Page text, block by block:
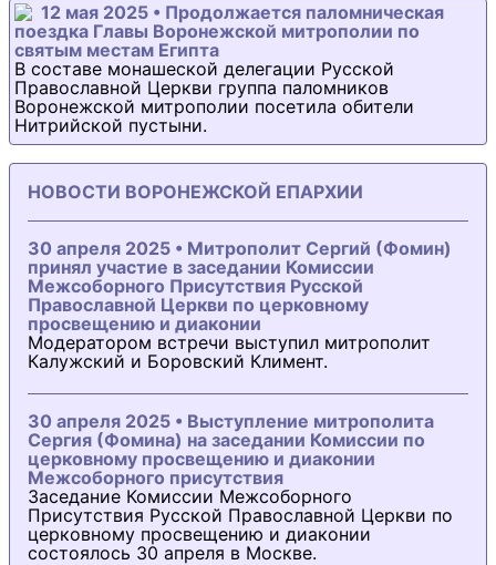
12 мая 2025 • Продолжается паломническая
поездка Главы Воронежской митрополии по
святым местам Египта
В составе монашеской делегации Русской
Православной Церкви группа паломников
Воронежской митрополии посетила обители
Нитрийской пустыни.
НОВОСТИ ВОРОНЕЖСКОЙ ЕПАРХИИ
30 апреля 2025 • Митрополит Сергий (Фомин)
принял участие в заседании Комиссии
Межсоборного Присутствия Русской
Православной Церкви по церковному
просвещению и диаконии
Модератором встречи выступил митрополит
Калужский и Боровский Климент.
30 апреля 2025 • Выступление митрополита
Сергия (Фомина) на заседании Комиссии по
церковному просвещению и диаконии
Межсоборного присутствия
Заседание Комиссии Межсоборного
Присутствия Русской Православной Церкви по
церковному просвещению и диаконии
состоялось 30 апреля в Москве.